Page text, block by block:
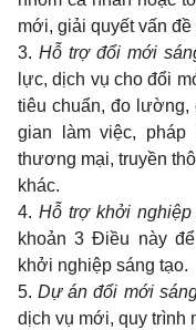
mới, giải quyết vấn
3. Hỗ trợ đổi mới
lực, dịch vụ cho đổi
tiêu chuẩn, đo lường,
gian làm việc,
thương mại, truyền
khác.
4. Hỗ trợ khởi nghiệp
khoản 3 Điều này
khởi nghiệp sáng tạo.
5.Dự án đổi mới
dịch vụ mới, quy trình